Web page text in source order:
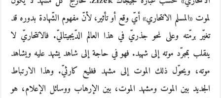
لموت «المسلم الانتحاري» أيّ وقع أو تأثير، لأنّ مفهوم الشّهادة بدوره قد
تغيّر برمّته وعلى نحو جذريّ في هذا العالم الدّيجيتاليّ. فالانتحاريّ لا
ينقلب بمجرّد موته إلى شهيد. فهو في حاجة إلى شاهد يشهد عليه ويشاهد
موته، ويحوّل ذلك الموت إلى مشهد فظيع كارثيّ. وهذا الارتباط
الجديد بين الموت ومشهد الموت، بين الإرهاب ووسائل الإعلام، هو